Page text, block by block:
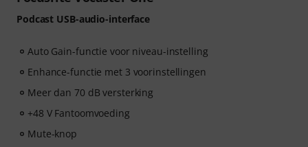
Podcast USB-audio-interface
Auto Gain-functie voor niveau-instelling
Enhance-functie met 3 voorinstellingen
Meer dan 70 dB versterking
+48 V Fantoomvoeding
Mute-knop